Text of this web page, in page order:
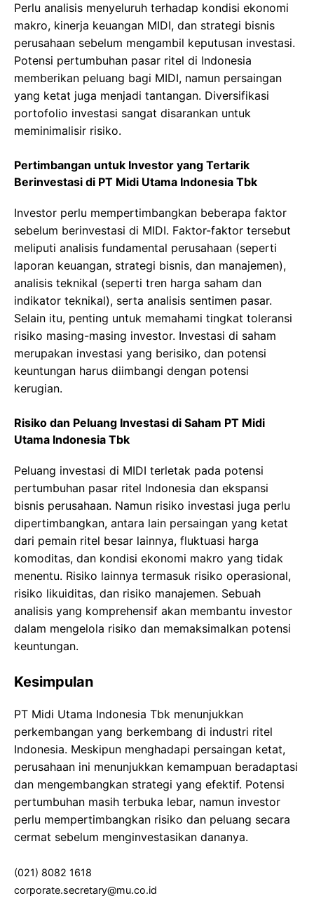
Perlu analisis menyeluruh terhadap kondisi ekonomi
makro, kinerja keuangan MIDI, dan strategi bisnis
perusahaan sebelum mengambil keputusan investasi.
Potensi pertumbuhan pasar ritel di Indonesia
memberikan peluang bagi MIDI, namun persaingan
yang ketat juga menjadi tantangan. Diversifikasi
portofolio investasi sangat disarankan untuk
meminimalisir risiko.
Pertimbangan untuk Investor yang Tertarik
Berinvestasi di PT Midi Utama Indonesia Tbk
Investor perlu mempertimbangkan beberapa faktor
sebelum berinvestasi di MIDI. Faktor-faktor tersebut
meliputi analisis fundamental perusahaan (seperti
laporan keuangan, strategi bisnis, dan manajemen),
analisis teknikal (seperti tren harga saham dan
indikator teknikal), serta analisis sentimen pasar.
Selain itu, penting untuk memahami tingkat toleransi
risiko masing-masing investor. Investasi di saham
merupakan investasi yang berisiko, dan potensi
keuntungan harus diimbangi dengan potensi
kerugian.
Risiko dan Peluang Investasi di Saham PT Midi
Utama Indonesia Tbk
Peluang investasi di MIDI terletak pada potensi
pertumbuhan pasar ritel Indonesia dan ekspansi
bisnis perusahaan. Namun risiko investasi juga perlu
dipertimbangkan, antara lain persaingan yang ketat
dari pemain ritel besar lainnya, fluktuasi harga
komoditas, dan kondisi ekonomi makro yang tidak
menentu. Risiko lainnya termasuk risiko operasional,
risiko likuiditas, dan risiko manajemen. Sebuah
analisis yang komprehensif akan membantu investor
dalam mengelola risiko dan memaksimalkan potensi
keuntungan.
Kesimpulan
PT Midi Utama Indonesia Tbk menunjukkan
perkembangan yang berkembang di industri ritel
Indonesia. Meskipun menghadapi persaingan ketat,
perusahaan ini menunjukkan kemampuan beradaptasi
dan mengembangkan strategi yang efektif. Potensi
pertumbuhan masih terbuka lebar, namun investor
perlu mempertimbangkan risiko dan peluang secara
cermat sebelum menginvestasikan dananya.
(021) 8082 1618
corporate.secretary@mu.co.id